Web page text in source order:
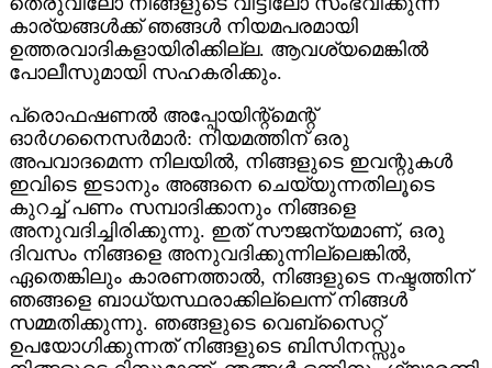
കാര്യങ്ങൾക്ക് ഞങ്ങൾ നിയമപരമായി
ഉത്തരവാദികളായിരിക്കില്ല. ആവശ്യമെങ്കിൽ
പോലീസുമായി സഹകരിക്കും.
പ്രൊഫഷണൽ അപ്പോയിന്റ്മെന്റ്
ഓർഗനൈസർമാർ: നിയമത്തിന് ഒരു
അപവാദമെന്ന നിലയിൽ, നിങ്ങളുടെ ഇവന്റുകൾ
ഇവിടെ ഇടാനും അങ്ങനെ ചെയ്യുന്നതിലൂടെ
കുറച്ച് പണം സമ്പാദിക്കാനും നിങ്ങളെ
അനുവദിച്ചിരിക്കുന്നു. ഇത് സൗജന്യമാണ്, ഒരു
ദിവസം നിങ്ങളെ അനുവദിക്കുന്നില്ലെങ്കിൽ,
ഏതെങ്കിലും കാരണത്താൽ, നിങ്ങളുടെ നഷ്ടത്തിന്
ഞങ്ങളെ ബാധ്യസ്ഥരാക്കില്ലെന്ന് നിങ്ങൾ
സമ്മതിക്കുന്നു. ഞങ്ങളുടെ വെബ്‌സൈറ്റ്
ഉപയോഗിക്കുന്നത് നിങ്ങളുടെ ബിസിനസ്സും